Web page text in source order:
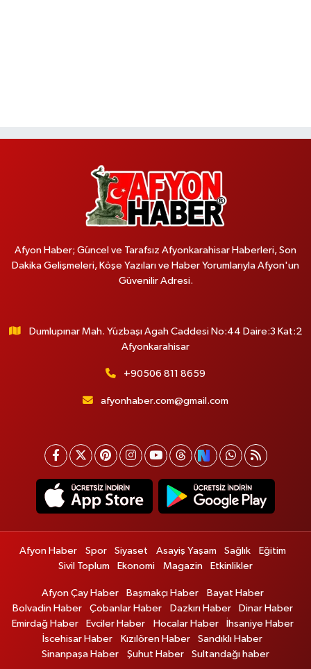
Afyon Haber; Güncel ve Tarafsız Afyonkarahisar Haberleri, Son
Dakika Gelişmeleri, Köşe Yazıları ve Haber Yorumlarıyla Afyon'un
Güvenilir Adresi.
Dumlupınar Mah. Yüzbaşı Agah Caddesi No:44 Daire:3 Kat:2
Afyonkarahisar
+90506 811 8659
afyonhaber.com@gmail.com
Afyon Haber Spor Siyaset Asayiş Yaşam Sağlık
Eğitim
Sivil Toplum
Ekonomi Magazin Etkinlikler
Afyon Çay Haber Başmakçı Haber
Bayat Haber
Bolvadin Haber
Çobanlar Haber Dazkırı Haber
Dinar Haber
Emirdağ Haber
Evciler Haber Hocalar Haber
İhsaniye Haber
İscehisar Haber
Kızılören Haber
Sandıklı Haber
Sinanpaşa Haber
Şuhut Haber Sultandağı haber